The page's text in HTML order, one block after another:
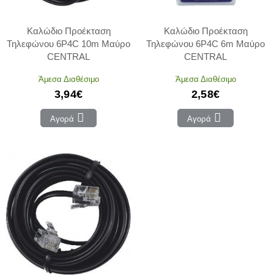
Καλώδιο Προέκταση
Τηλεφώνου 6P4C 10m Μαύρο
CENTRAL
Άμεσα Διαθέσιμο
3,94€
Αγορά
Καλώδιο Προέκταση
Τηλεφώνου 6P4C 6m Μαύρο
CENTRAL
Άμεσα Διαθέσιμο
2,58€
Αγορά